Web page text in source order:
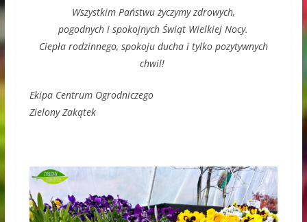
Wszystkim Państwu życzymy zdrowych,
pogodnych i spokojnych Świąt Wielkiej Nocy.
Ciepła rodzinnego, spokoju ducha i tylko pozytywnych
chwil!
Ekipa Centrum Ogrodniczego
Zielony Zakątek